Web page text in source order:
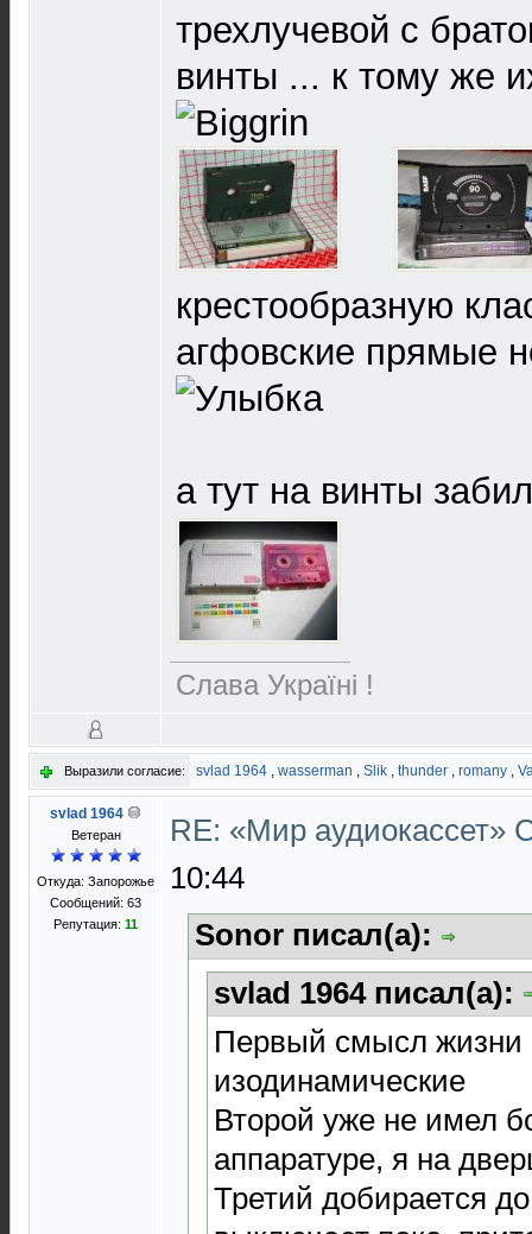
трехлучевой с
винты ... к тому же
крестообразную
агфовские прямые
а тут на винты
Слава Україні !
Выразили согласие: svlad 1964 , wasserman , Slik , thunder , romany ,
svlad 1964
Ветеран
Откуда: Запорожье
Сообщений: 63
Репутация: 11
RE: «Мир аудиокассет»
10:44
Sonor писал(а):
svlad 1964 писал(а):
Первый смысл жизни
изодинамические
Второй уже не имел
аппаратуре, я на
Третий добирается